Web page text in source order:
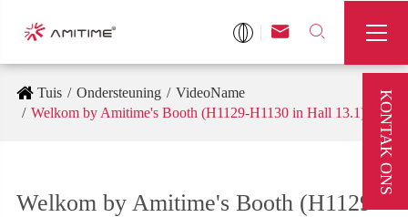
 

Tuis Ondersteuning
VideoName
Welkom by Amitime's Booth (H1129-H1130 in Hall 13.1)
Welkom by Amitime's Booth (H1129-
KONTAK ONS